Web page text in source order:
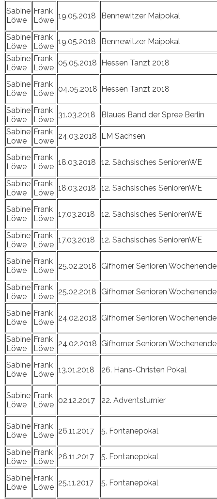
Sabine
Löwe
Frank
Löwe 19.05.2018 Bennewitzer Maipokal
Sabine
Löwe
Frank
Löwe
19.05.2018
Bennewitzer Maipokal
Sabine
Löwe
Frank
Löwe
05.05.2018 Hessen Tanzt 2018
Sabine
Löwe
Frank
Löwe 04.05.2018 Hessen Tanzt 2018
Sabine
Löwe
Frank
Löwe
31.03.2018
Blaues Band der Spree Berlin
Sabine
Löwe
Frank
Löwe
24.03.2018 LM Sachsen
Sabine
Löwe
Frank
Löwe 18.03.2018 12. Sächsisches SeniorenWE
Sabine
Löwe
Frank
Löwe
18.03.2018 12. Sächsisches SeniorenWE
Sabine
Löwe
Frank
Löwe 17.03.2018 12. Sächsisches SeniorenWE
Sabine
Löwe
Frank
Löwe
17.03.2018 12. Sächsisches SeniorenWE
Sabine
Löwe
Frank
Löwe 25.02.2018 Gifhorner Senioren Wochenende
Sabine
Löwe
Frank
Löwe
25.02.2018 Gifhorner Senioren Wochenende
Sabine
Löwe
Frank
Löwe 24.02.2018 Gifhorner Senioren Wochenende
Sabine
Löwe
Frank
Löwe
24.02.2018 Gifhorner Senioren Wochenende
Sabine
Löwe
Frank
Löwe 13.01.2018 26. Hans-Christen Pokal
Sabine
Löwe
Frank
Löwe 02.12.2017 22. Adventsturnier
Sabine
Löwe
Frank
Löwe 26.11.2017 5. Fontanepokal
Sabine
Löwe
Frank
Löwe
26.11.2017 5. Fontanepokal
Sabine
Löwe
Frank
Löwe 25.11.2017 5. Fontanepokal